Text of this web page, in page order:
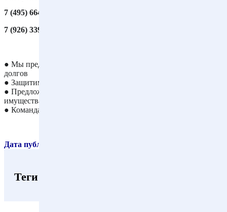
7 (495) 664-66-34
7 (926) 339-56-68
● Мы предложим правильный вариант списания всех ваших
долгов
● Защитим Вас от коллекторов и приставов
● Предложим Вам правильные способы сохранения вашего
имущества
● Команда своих арбитражных управляющих и адвокатов
Дата публикации материала: 02.09.2024
Теги